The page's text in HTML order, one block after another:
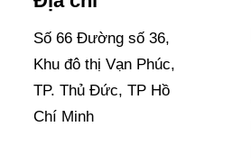
Số 66 Đường số 36,
Khu đô thị Vạn Phúc,
TP. Thủ Đức, TP Hồ
Chí Minh